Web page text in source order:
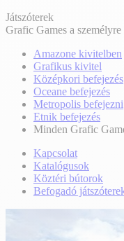
Játszóterek
Grafic Games a
Amazone kivitelben
Grafikus kivitel
Középkori befejezés
Oceane befejezés
Metropolis befejezni
Etnik befejezés
Minden Grafic
Kapcsolat
Katalógusok
Köztéri bútorok
Befogadó